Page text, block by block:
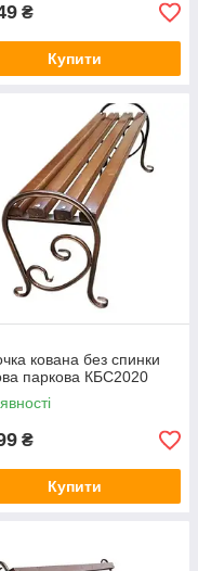
₴
Купити
кована без спинки
паркова КБС2020
₴
Купити